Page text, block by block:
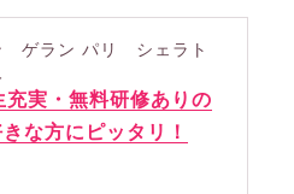
ゲラン パリ シェラト
実・無料研修ありの
な方にピッタリ！